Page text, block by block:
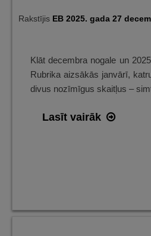
Rakstījis EB 2025. gada 27
Klāt decembra nogale un
Rubrika aizsākās janvārī,
divus nozīmīgus skaitļus –
Lasīt vairāk